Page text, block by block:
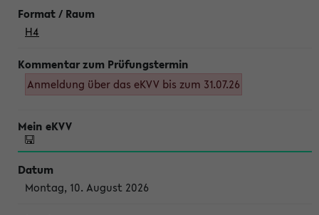
H4
Anmeldung über das eKVV bis zum 31.07.26
Montag, 10. August 2026